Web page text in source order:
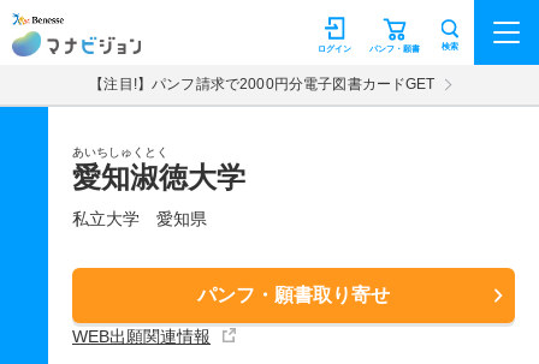
マナビジョン パンフ・願書
ログイン 検索
【注目!】パンフ請求で2000円分電子図書カードGET
あいちしゅくとく
愛知淑徳大学
私立大学 愛知県
パンフ・願書取り寄せ
WEB出願関連情報